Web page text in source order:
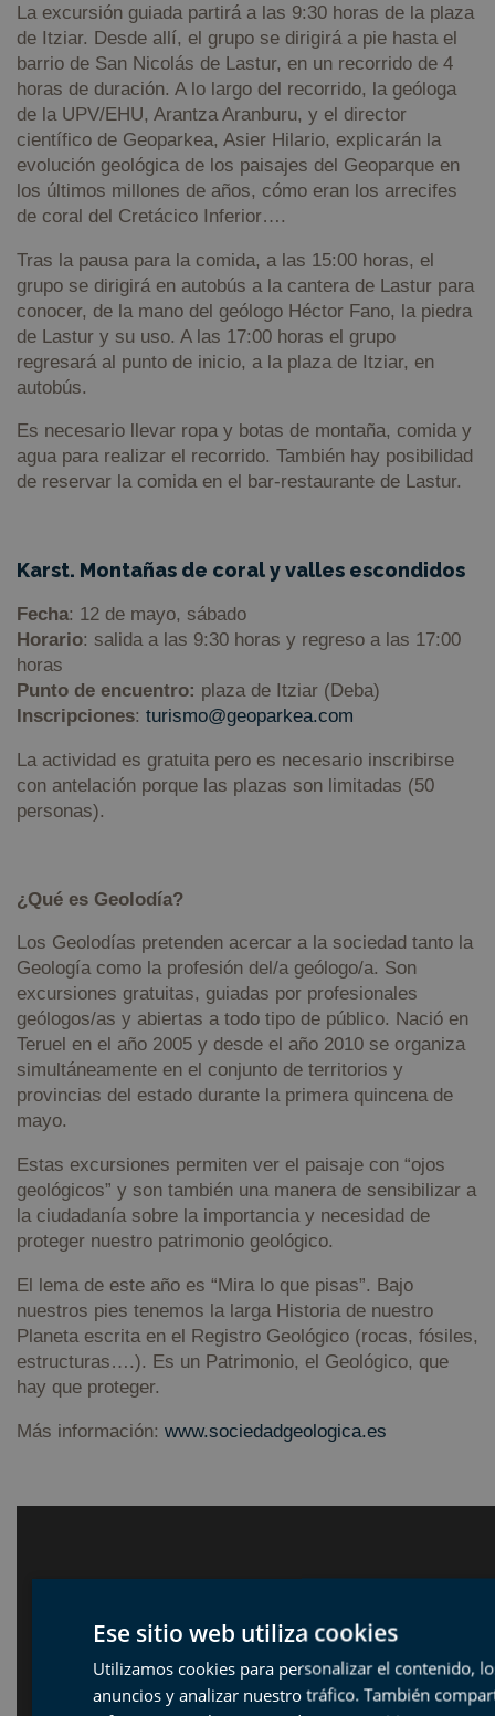
La excursión guiada partirá a las 9:30 horas de la plaza
de Itziar. Desde allí, el grupo se dirigirá a pie hasta el
barrio de San Nicolás de Lastur, en un recorrido de 4
horas de duración. A lo largo del recorrido, la geóloga
de la UPV/EHU, Arantza Aranburu, y el director
científico de Geoparkea, Asier Hilario, explicarán la
evolución geológica de los paisajes del Geoparque en
los últimos millones de años, cómo eran los arrecifes
de coral del Cretácico Inferior….
Tras la pausa para la comida, a las 15:00 horas, el
grupo se dirigirá en autobús a la cantera de Lastur para
conocer, de la mano del geólogo Héctor Fano, la piedra
de Lastur y su uso. A las 17:00 horas el grupo
regresará al punto de inicio, a la plaza de Itziar, en
autobús.
Es necesario llevar ropa y botas de montaña, comida y
agua para realizar el recorrido. También hay posibilidad
de reservar la comida en el bar-restaurante de Lastur.
Karst. Montañas de coral y valles escondidos
Fecha: 12 de mayo, sábado
Horario: salida a las 9:30 horas y regreso a las 17:00
horas
Punto de encuentro: plaza de Itziar (Deba)
Inscripciones: turismo@geoparkea.com
La actividad es gratuita pero es necesario inscribirse
con antelación porque las plazas son limitadas (50
personas).
¿Qué es Geolodía?
Los Geolodías pretenden acercar a la sociedad tanto la
Geología como la profesión del/a geólogo/a. Son
excursiones gratuitas, guiadas por profesionales
geólogos/as y abiertas a todo tipo de público. Nació en
Teruel en el año 2005 y desde el año 2010 se organiza
simultáneamente en el conjunto de territorios y
provincias del estado durante la primera quincena de
mayo.
Estas excursiones permiten ver el paisaje con “ojos
geológicos” y son también una manera de sensibilizar a
la ciudadanía sobre la importancia y necesidad de
proteger nuestro patrimonio geológico.
El lema de este año es “Mira lo que pisas”. Bajo
nuestros pies tenemos la larga Historia de nuestro
Planeta escrita en el Registro Geológico (rocas, fósiles,
estructuras….). Es un Patrimonio, el Geológico, que
hay que proteger.
Más información: www.sociedadgeologica.es
Ese sitio web utiliza cookies
Utilizamos cookies para personalizar el contenido,
anuncios y analizar nuestro tráfico. También